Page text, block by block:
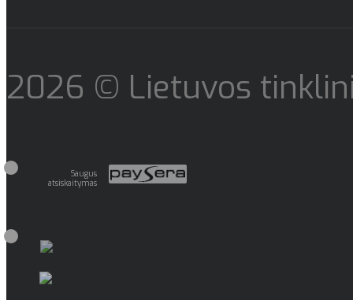
2026 © Lietuvos
Saugus
atsiskaitymas